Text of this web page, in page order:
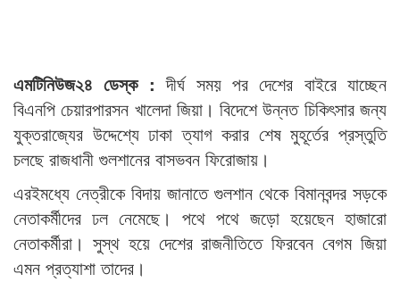
এমটিনিউজ২৪ ডেস্ক :দীর্ঘ সময় পর দেশের বাইরে যাচ্ছেন
বিএনপি চেয়ারপারসন খালেদা জিয়া। বিদেশে উন্নত চিকিৎসার জন্য
যুক্তরাজ্যের উদ্দেশ্যে ঢাকা ত্যাগ করার শেষ মুহূর্তের প্রস্তুতি
চলছে রাজধানী গুলশানের বাসভবন ফিরোজায়।
এরইমধ্যে নেত্রীকে বিদায় জানাতে গুলশান থেকে বিমানবন্দর সড়কে
নেতাকর্মীদের ঢল নেমেছে। পথে পথে জড়ো হয়েছেন হাজারো
নেতাকর্মীরা। সুস্থ হয়ে দেশের রাজনীতিতে ফিরবেন বেগম জিয়া
এমন প্রত্যাশা তাদের।